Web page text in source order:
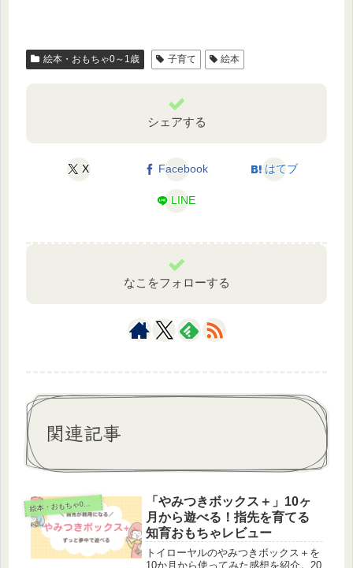
絵本・おもちゃ0～1歳 子育て 絵本
シェアする
X Facebook はてブ
LINE
なこをフォローする
関連記事
絵
本・おもちゃ0～1歳
「やみつきボックス＋」10ヶ
月から遊べる！指先を育てる
知育おもちゃレビュー
トイローヤルのやみつきボックス＋を
10か月から使ってみた感想を紹介。20